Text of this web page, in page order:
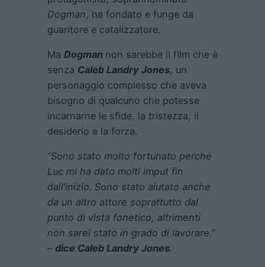
Dogman, ha fondato e funge da
guaritore e catalizzatore.
Ma Dogman non sarebbe il film che è
senza Caleb Landry Jones, un
personaggio complesso che aveva
bisogno di qualcuno che potesse
incarnarne le sfide, la tristezza, il
desiderio e la forza.
“Sono stato molto fortunato perché
Luc mi ha dato molti imput fin
dall’inizio. Sono stato aiutato anche
da un altro attore soprattutto dal
punto di vista fonetico, altrimenti
non sarei stato in grado di lavorare.”
– dice Caleb Landry Jones.